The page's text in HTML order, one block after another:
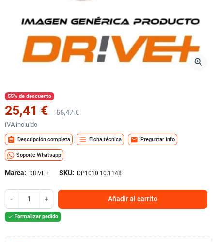
zoom_in
55% de descuento
25,41 € 56,47 €
IVA incluido
assignment Descripción completa format_list_bulleted Ficha técnica mail Preguntar info
Soporte Whatsapp
Marca: DRIVE + SKU: DP1010.10.1148
- + Añadir al carrito
 Formalizar pedido